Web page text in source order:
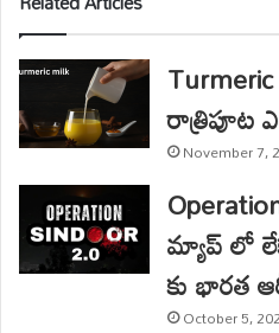
రాత్రిపూట
November 7,
మ్యాప్ లో
కు భారత
October 5,